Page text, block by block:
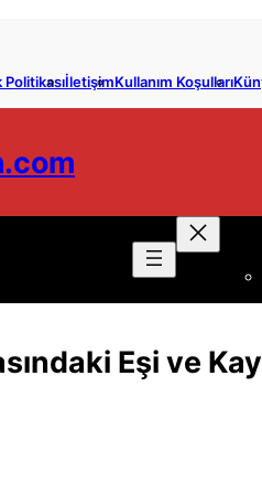
PolitikasıİletişimKullanım Koşulları
Eşi ve